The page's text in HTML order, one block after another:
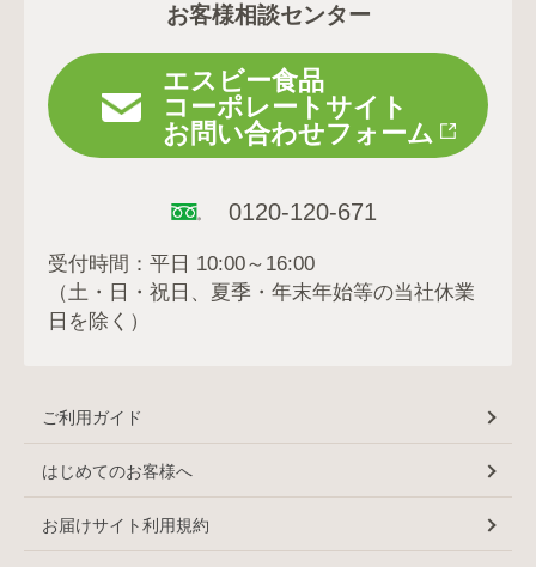
お客様相談センター
エスビー食品
コーポレートサイト
お問い合わせフォーム
0120-120-671
受付時間：平日 10:00～16:00
（土・日・祝日、夏季・年末年始等の当社休業
日を除く）
ご利用ガイド
はじめてのお客様へ
お届けサイト利用規約